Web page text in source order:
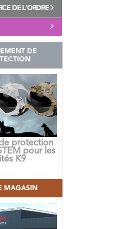
DE L'ORDRE
DE
protection
pour les
K9
MAGASIN